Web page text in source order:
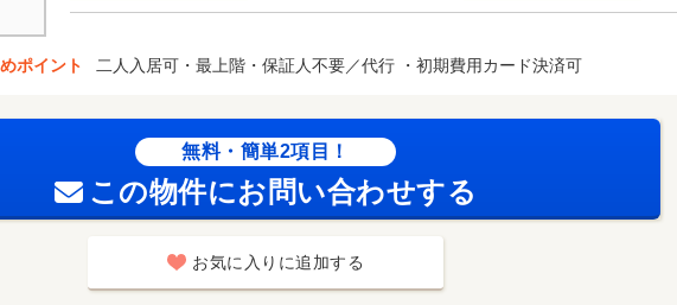
ポイント 二人入居可・最上階・保証人不要／代行 ・初期費用カード決済可
無料・簡単2項目！
この物件にお問い合わせする
お気に入りに追加する